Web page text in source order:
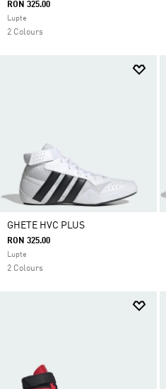
RON 325.00
Lupte
2 Colours
GHETE HVC PLUS
RON 325.00
Lupte
2 Colours